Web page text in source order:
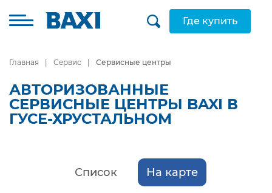
Где купить
Главная Сервис Сервисные центры
АВТОРИЗОВАННЫЕ
СЕРВИСНЫЕ ЦЕНТРЫ BAXI В
ГУСЕ-ХРУСТАЛЬНОМ
Список На карте